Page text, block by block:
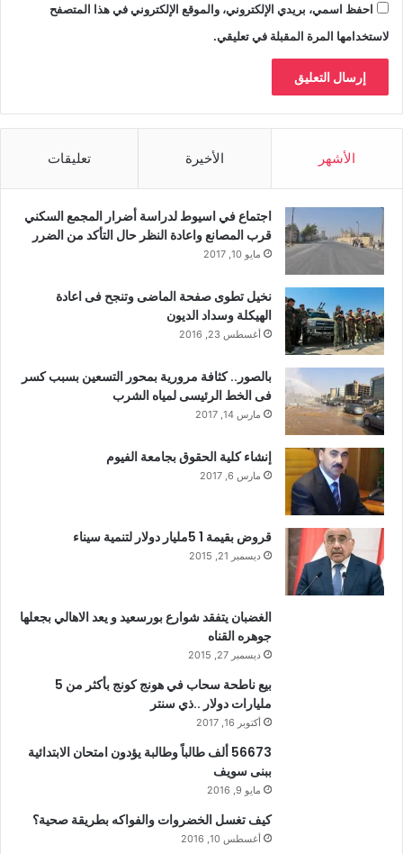
احفظ اسمي، بريدي الإلكتروني، والموقع الإلكتروني في هذا المتصفح
لاستخدامها المرة المقبلة في تعليقي.
الأشهر الأخيرة تعليقات
اجتماع في اسيوط لدراسة أضرار المجمع السكني
قرب المصانع واعادة النظر حال التأكد من الضرر
مايو 10, 2017
نخيل تطوى صفحة الماضى وتنجح فى اعادة
الهيكلة وسداد الديون
أغسطس 23, 2016
بالصور.. كثافة مرورية بمحور التسعين بسبب كسر
فى الخط الرئيسى لمياه الشرب
مارس 14, 2017
إنشاء كلية الحقوق بجامعة الفيوم
مارس 6, 2017
قروض بقيمة 1 5مليار دولار لتنمية سيناء
ديسمبر 21, 2015
الغضبان يتفقد شوارع بورسعيد و يعد الاهالي بجعلها
جوهره القناه
ديسمبر 27, 2015
بيع ناطحة سحاب في هونج كونج بأكثر من 5
مليارات دولار ..ذي سنتر
أكتوبر 16, 2017
56673 ألف طالباً وطالبة يؤدون امتحان الابتدائية
ببنى سويف
مايو 9, 2016
كيف تغسل الخضروات والفواكه بطريقة صحية؟
أغسطس 10, 2016